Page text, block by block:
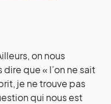
on nous
que « l’on ne sait
je ne trouve pas
qui nous est